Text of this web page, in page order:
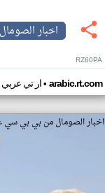
اخبار الصومال
RZ60PA
ار تي عربي• arabic.rt.com
اخبار الصومال من بي بي سي